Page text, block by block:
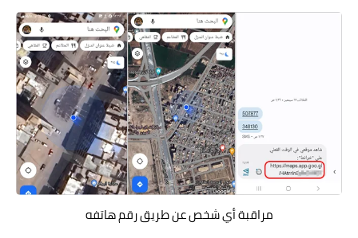
مراقبة أي شخص عن طريق رقم هاتفه